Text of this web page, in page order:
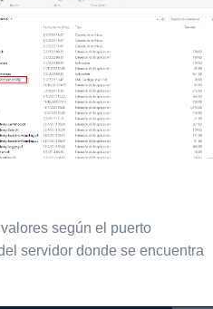
según el puerto
servidor donde se encuentra